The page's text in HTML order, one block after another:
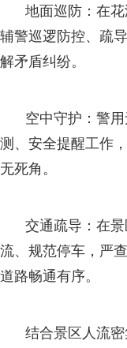
地面巡防：在
辅警巡逻防控、疏
解矛盾纠纷。
空中守护：警
测、安全提醒工作
无死角。
交通疏导：在
流、规范停车，严
道路畅通有序。
结合景区人流